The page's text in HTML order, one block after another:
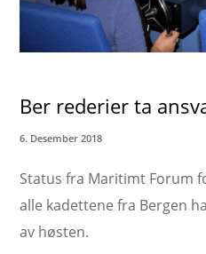
Ber rederier ta
6. Desember 2018
Status fra Maritimt Forum
alle kadettene fra Bergen
av høsten.